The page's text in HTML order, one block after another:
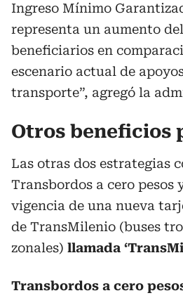
Ingreso Mínimo
representa un aumento del
beneficiarios en
escenario actual de
transporte”, agregó la
Otros beneficios
Las otras dos estrategias
Transbordos a cero pesos
vigencia de una nueva
de TransMilenio (buses
zonales) llamada
Transbordos a cero